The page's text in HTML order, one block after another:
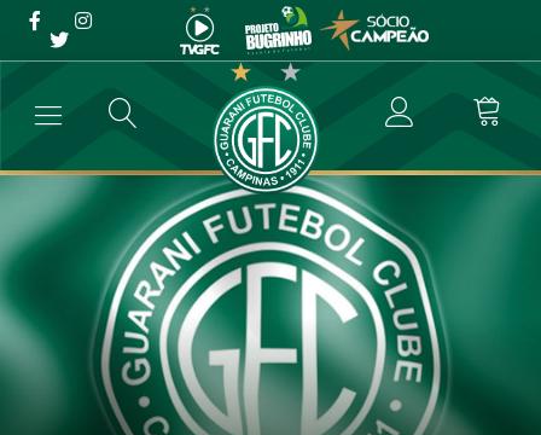
Nota de Falecimento – José
de Souza Teixeira
Destaque → Nota de Falecimento – José de Souza Teixeira